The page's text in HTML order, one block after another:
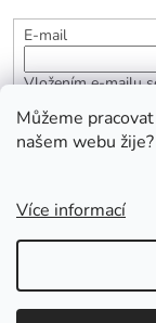
Můžeme
našem webu žije?
Více informací
E-mail
Vložením e-mailu
PŘIHLÁSIT SE
Copyright